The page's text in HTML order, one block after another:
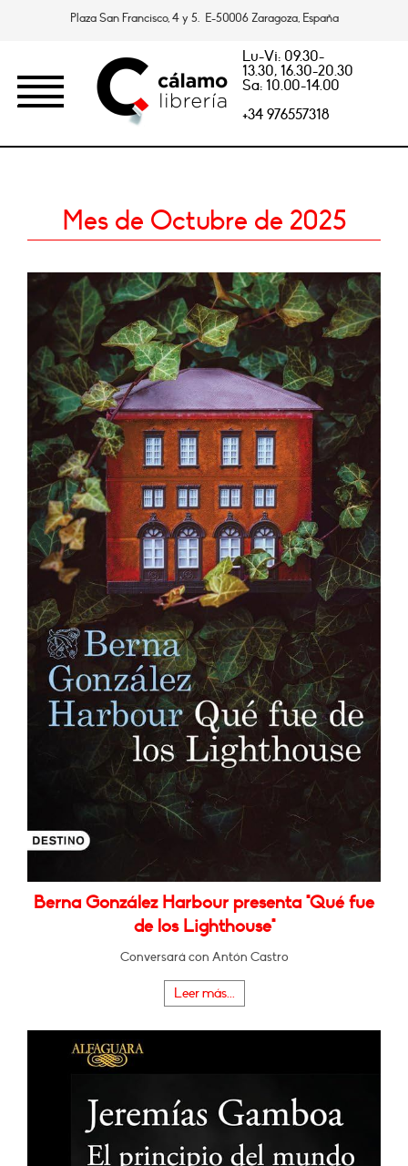
Plaza San Francisco, 4 y 5. E-50006 Zaragoza, España
Lu-Vi: 09.30-
13.30, 16.30-20.30
Sa: 10.00-14.00
+34 976557318
Mes de Octubre de 2025
Berna González Harbour presenta "Qué fue
de los Lighthouse"
Conversará con Antón Castro
Leer más...